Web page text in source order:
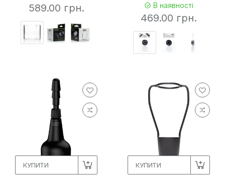
589.00 грн. В наявності
469.00 грн.
КУПИТИ КУПИТИ